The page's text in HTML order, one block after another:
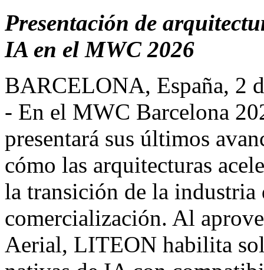
Presentación de
IA en el MWC 2026
BARCELONA, España, 2
- En el MWC Barcelona
presentará sus últimos
cómo las arquitecturas
la transición de la
comercialización. Al
Aerial, LITEON habilita